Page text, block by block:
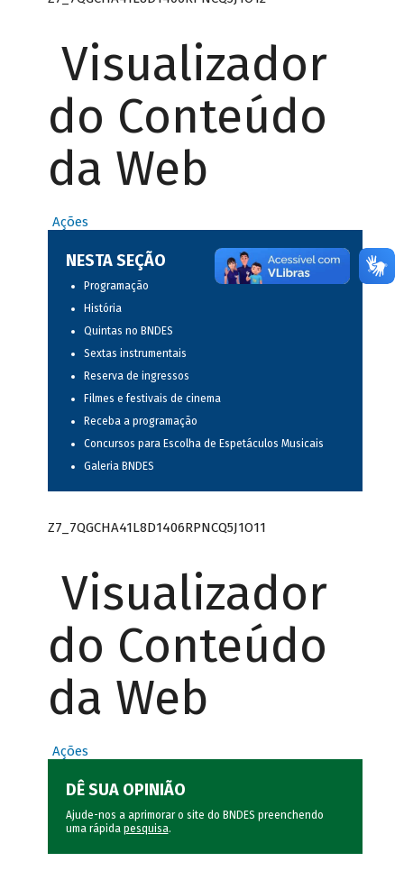
Visualizador
do Conteúdo
da Web
Ações
NESTA SEÇÃO
Programação
História
Quintas no BNDES
Sextas instrumentais
Reserva de ingressos
Filmes e festivais de cinema
Receba a programação
Concursos para Escolha de Espetáculos Musicais
Galeria BNDES
Z7_7QGCHA41L8D1406RPNCQ5J1O11
Visualizador
do Conteúdo
da Web
Ações
DÊ SUA OPINIÃO
Ajude-nos a aprimorar o site do BNDES preenchendo
uma rápida pesquisa.